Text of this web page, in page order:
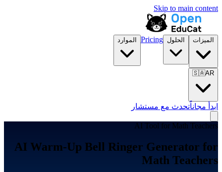
Skip to main content
الميزات الحلول Pricing الموارد
🇸🇦AR
ابدأ مجاناًتحدث مع مستشار
AI Tool for Math Teachers
AI Warm-Up Bell Ringer Generator for
Math Teachers